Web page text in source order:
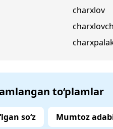
charxlov
to‘plamlar
so‘z Mumtoz